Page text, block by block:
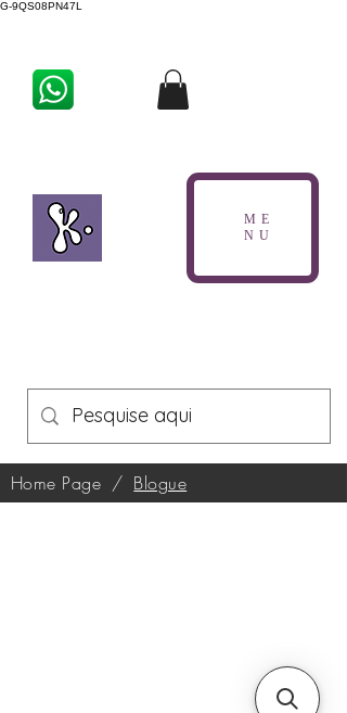
G-9QS08PN47L
ME
NU
Home Page / Blogue